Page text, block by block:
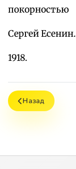
покорностью
Сергей Есенин.
1918.
Назад